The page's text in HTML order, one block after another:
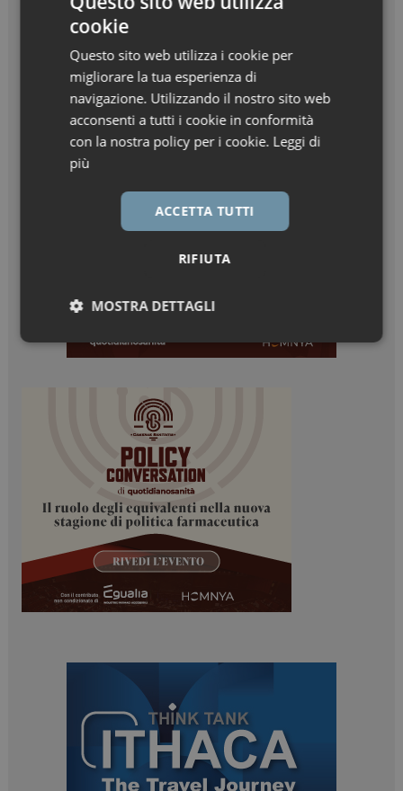
cookie
Questo sito web utilizza i cookie per
migliorare la tua esperienza di
navigazione. Utilizzando il nostro sito web
acconsenti a tutti i cookie in conformità
con la nostra policy per i cookie. Leggi di
più
ACCETTA TUTTI
RIFIUTA
MOSTRA DETTAGLI
Necessari Marketing
Necessari
I cookie necessari contribuiscono a rendere fruibile il
sito web abilitandone funzionalità di base quali la
navigazione sulle pagine e l'accesso alle aree
protette del sito. Il sito web non è in grado di
funzionare correttamente senza questi cookie.
NOME
_ga
Google LLC